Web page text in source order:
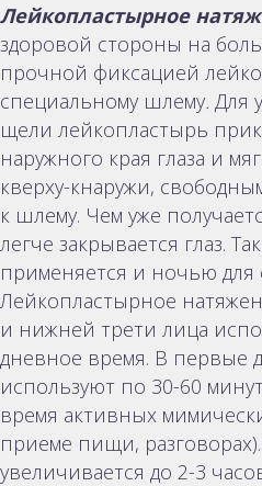
Лейкопластырное
здоровой стороны на
прочной фиксацией
специальному шлему. Для
щели лейкопластырь
наружного края глаза и
кверху-кнаружи,
к шлему. Чем уже
легче закрывается глаз.
применяется и ночью
Лейкопластырное
и нижней трети лица
дневное время. В первые
используют по 30-60
время активных
приеме пищи,
увеличивается до 2-3